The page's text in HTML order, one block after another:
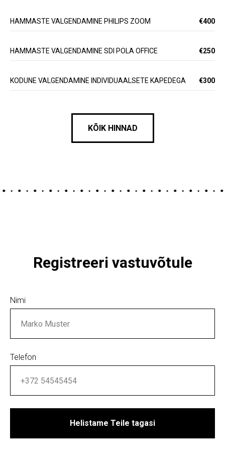
HAMMASTE VALGENDAMINE PHILIPS ZOOM €400
HAMMASTE VALGENDAMINE SDI POLA OFFICE €250
KODUNE VALGENDAMINE INDIVIDUAALSETE KAPEDEGA €300
KÕIK HINNAD
• • • • • • • • • • • • • •
Registreeri vastuvõtule
Nimi
Telefon
Helistame Teile tagasi